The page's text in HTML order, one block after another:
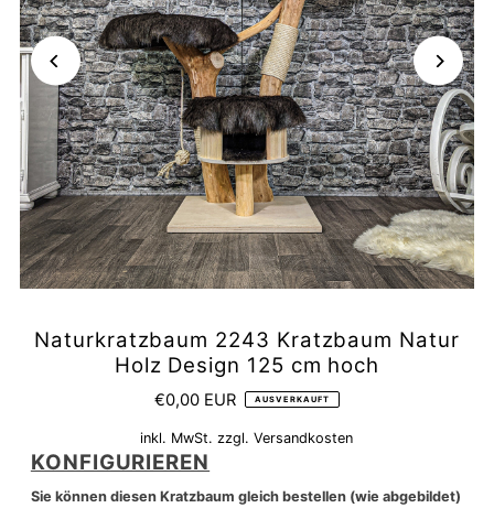
Naturkratzbaum 2243 Kratzbaum Natur
Holz Design 125 cm hoch
€0,00 EUR AUSVERKAUFT
inkl. MwSt. zzgl.Versandkosten
KONFIGURIEREN
Sie können diesen Kratzbaum gleich bestellen (wie abgebildet)